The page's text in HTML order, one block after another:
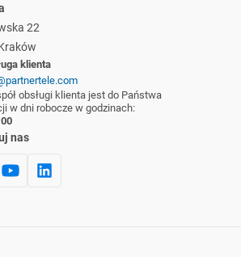
22
klienta
obsługi klienta jest do Państwa
w dni robocze w godzinach:
nas